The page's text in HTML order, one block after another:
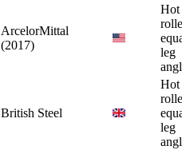
ArcelorMittal
(2017)
Hot
leg
British Steel
Hot
leg